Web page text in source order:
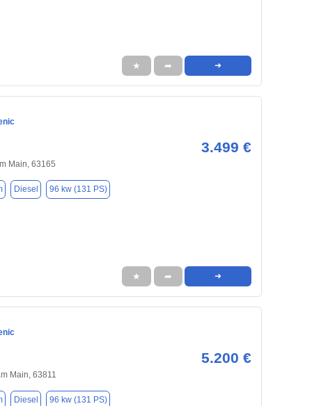
★ ➦ ➜
3.499 €
Main, 63165
Diesel 96 kw (131 PS)
★ ➦ ➜
5.200 €
Main, 63811
Diesel 96 kw (131 PS)